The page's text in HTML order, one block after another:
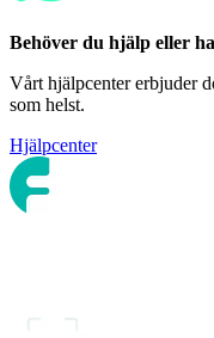
Behöver du hjälp eller
Vårt hjälpcenter erbjuder
som helst.
Hjälpcenter